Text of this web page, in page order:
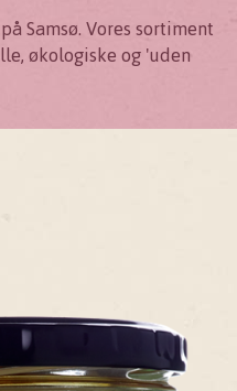
Samsø. Vores sortiment
økologiske og 'uden